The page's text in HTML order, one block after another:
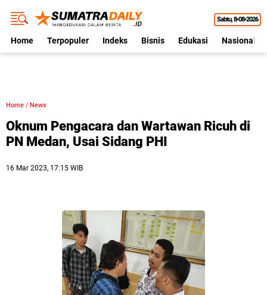
Sabtu 8•08•2026
Home Terpopuler Indeks Bisnis Edukasi Nasional
Home / News
Oknum Pengacara dan Wartawan Ricuh di
PN Medan, Usai Sidang PHI
16 Mar 2023, 17:15 WIB